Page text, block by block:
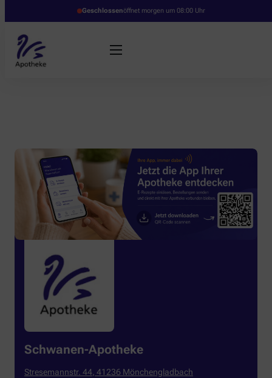
Geschlossenöffnet morgen um 08:00 Uhr
Schwanen-Apotheke
Stresemannstr. 44 41236 Mönchengladbach